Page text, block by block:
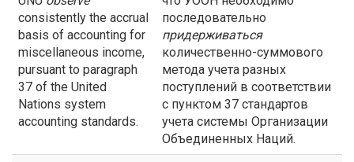
consistently the accrual
basis of accounting for
miscellaneous income,
pursuant to paragraph
37 of the United
Nations system
accounting standards.
последовательно
придерживаться
количественно-суммового
метода учета разных
поступлений в соответствии
с пунктом 37 стандартов
учета системы Организации
Объединенных Наций.